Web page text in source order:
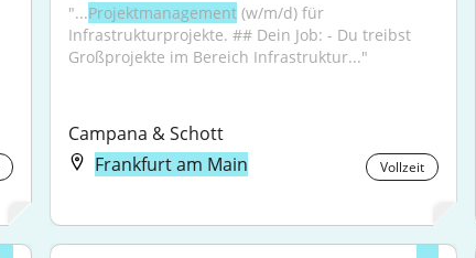
"...Projektmanagement (w/m/d) für
Infrastrukturprojekte. ## Dein Job: - Du treibst
Großprojekte im Bereich Infrastruktur..."
Campana & Schott
Frankfurt am Main
Vollzeit